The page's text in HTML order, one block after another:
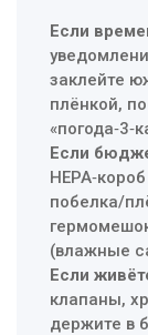
Если
заклейте
плёнкой,
Если
побелка/
(влажные
Если
клапаны,
держите в